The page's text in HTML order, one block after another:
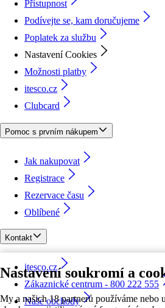
Nastavení soukromí a
My a našich 18 partnerů používáme nebo
Přístupnost
Podívejte se, kam doručujeme
Poplatek za službu
Nastavení Cookies
Možnosti platby
itesco.cz
Clubcard
Pomoc s prvním nákupem
Jak nakupovat
Registrace
Rezervace času
Oblíbené
Kontakt
itesco.cz
Zákaznické centrum - 800 222 555
Naše obchody